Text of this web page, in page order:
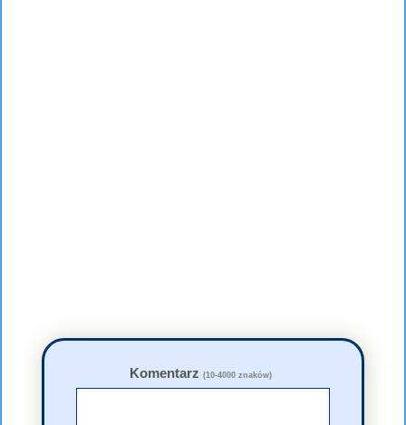
Komentarz (10-4000 znaków)